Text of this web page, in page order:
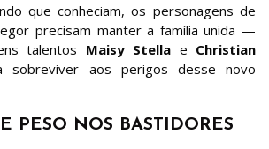
que conheciam, os personagens de
precisam manter a família unida —
talentos Maisy Stella e Christian
aos perigos desse novo
PESO NOS BASTIDORES